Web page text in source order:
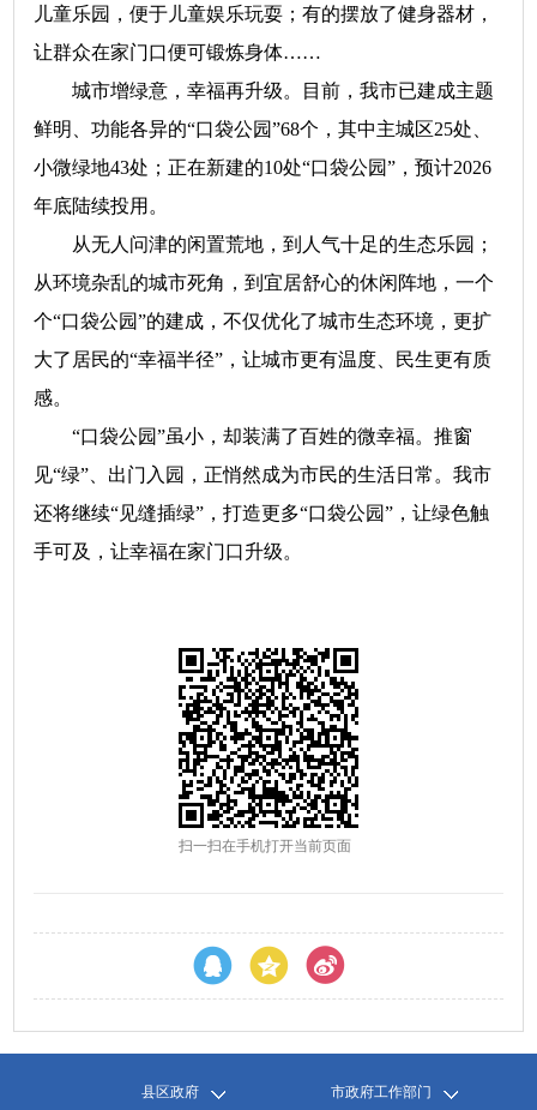
儿童乐园，便于儿童娱乐玩耍；有的摆放了健身器材，
让群众在家门口便可锻炼身体……
城市增绿意，幸福再升级。目前，我市已建成主题
鲜明、功能各异的“口袋公园”68个，其中主城区25处、
小微绿地43处；正在新建的10处“口袋公园”，预计2026
年底陆续投用。
从无人问津的闲置荒地，到人气十足的生态乐园；
从环境杂乱的城市死角，到宜居舒心的休闲阵地，一个
个“口袋公园”的建成，不仅优化了城市生态环境，更扩
大了居民的“幸福半径”，让城市更有温度、民生更有质
感。
“口袋公园”虽小，却装满了百姓的微幸福。推窗
见“绿”、出门入园，正悄然成为市民的生活日常。我市
还将继续“见缝插绿”，打造更多“口袋公园”，让绿色触
手可及，让幸福在家门口升级。
扫一扫在手机打开当前页面
县区政府 市政府工作部门